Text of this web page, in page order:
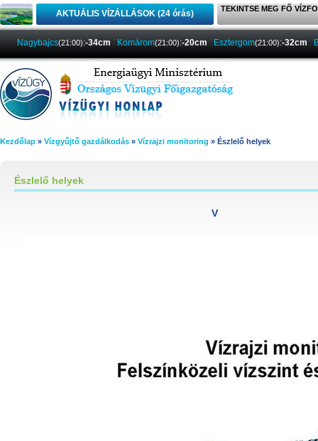
AKTUÁLIS VÍZÁLLÁSOK (24 órás) TEKINTSE MEG FŐ
Nagybajcs(21:00):-34cm Komárom(21:00):-20cm Esztergom(21:00):-32cm
Kezdőlap » Vízgyűjtő gazdálkodás » Vízrajzi monitoring » Észlelő helyek
Észlelő helyek
V